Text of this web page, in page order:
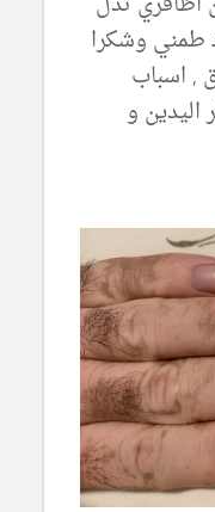
وشكرا
, اسباب
اليدين و